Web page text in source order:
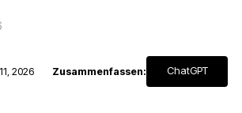
2026 Zusammenfassen: ChatGPT